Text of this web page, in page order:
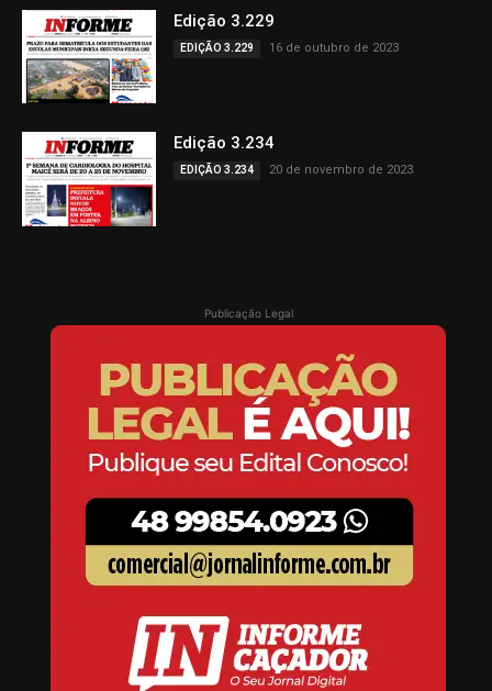
Edição 3.229
EDIÇÃO 3.229 16 de outubro de 2023
Edição 3.234
EDIÇÃO 3.234 20 de novembro de 2023
Publicação Legal